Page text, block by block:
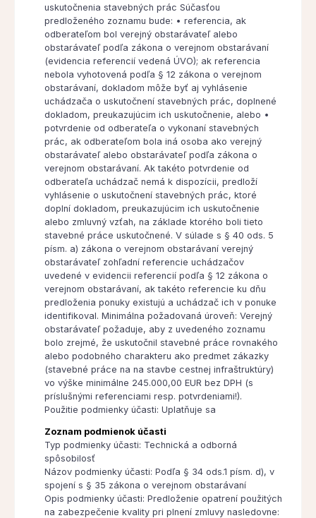
uskutočnenia stavebných prác Súčasťou
predloženého zoznamu bude: • referencia, ak
odberateľom bol verejný obstarávateľ alebo
obstarávateľ podľa zákona o verejnom obstarávaní
(evidencia referencií vedená ÚVO); ak referencia
nebola vyhotovená podľa § 12 zákona o verejnom
obstarávaní, dokladom môže byť aj vyhlásenie
uchádzača o uskutočnení stavebných prác, doplnené
dokladom, preukazujúcim ich uskutočnenie, alebo •
potvrdenie od odberateľa o vykonaní stavebných
prác, ak odberateľom bola iná osoba ako verejný
obstarávateľ alebo obstarávateľ podľa zákona o
verejnom obstarávaní. Ak takéto potvrdenie od
odberateľa uchádzač nemá k dispozícii, predloží
vyhlásenie o uskutočnení stavebných prác, ktoré
doplní dokladom, preukazujúcim ich uskutočnenie
alebo zmluvný vzťah, na základe ktorého boli tieto
stavebné práce uskutočnené. V súlade s § 40 ods. 5
písm. a) zákona o verejnom obstarávaní verejný
obstarávateľ zohľadní referencie uchádzačov
uvedené v evidencii referencií podľa § 12 zákona o
verejnom obstarávaní, ak takéto referencie ku dňu
predloženia ponuky existujú a uchádzač ich v ponuke
identifikoval. Minimálna požadovaná úroveň: Verejný
obstarávateľ požaduje, aby z uvedeného zoznamu
bolo zrejmé, že uskutočnil stavebné práce rovnakého
alebo podobného charakteru ako predmet zákazky
(stavebné práce na na stavbe cestnej infraštruktúry)
vo výške minimálne 245.000,00 EUR bez DPH (s
príslušnými referenciami resp. potvrdeniami!).
Použitie podmienky účasti: Uplatňuje sa
Zoznam podmienok účasti
Typ podmienky účasti: Technická a odborná
spôsobilosť
Názov podmienky účasti: Podľa § 34 ods.1 písm. d), v
spojení s § 35 zákona o verejnom obstarávaní
Opis podmienky účasti: Predloženie opatrení použitých
na zabezpečenie kvality pri plnení zmluvy nasledovne: